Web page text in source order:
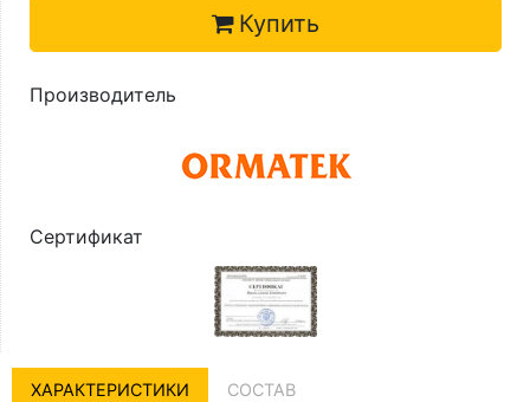
Купить
Производитель
Сертификат
ХАРАКТЕРИСТИКИ СОСТАВ